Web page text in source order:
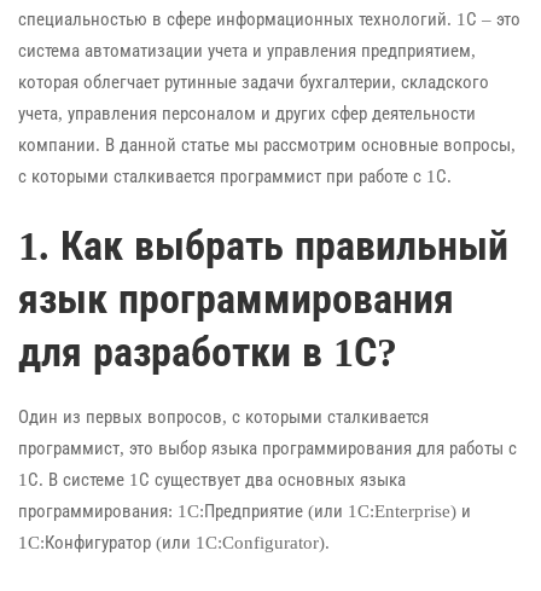
специальностью в сфере информационных технологий. 1С – это
система автоматизации учета и управления предприятием,
которая облегчает рутинные задачи бухгалтерии, складского
учета, управления персоналом и других сфер деятельности
компании. В данной статье мы рассмотрим основные вопросы,
с которыми сталкивается программист при работе с 1С.
1. Как выбрать правильный
язык программирования
для разработки в 1С?
Один из первых вопросов, с которыми сталкивается
программист, это выбор языка программирования для работы с
1С. В системе 1С существует два основных языка
программирования: 1C:Предприятие (или 1C:Enterprise) и
1C:Конфигуратор (или 1C:Configurator).